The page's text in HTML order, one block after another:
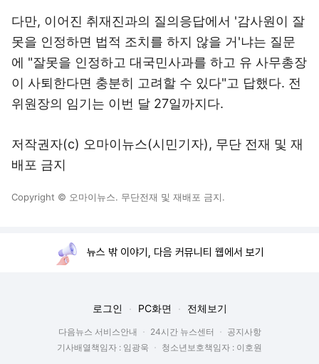
다만, 이어진 취재진과의 질의응답에서 '감사원이 잘
못을 인정하면 법적 조치를 하지 않을 거'냐는 질문
에 "잘못을 인정하고 대국민사과를 하고 유 사무총장
이 사퇴한다면 충분히 고려할 수 있다"고 답했다. 전
위원장의 임기는 이번 달 27일까지다.
저작권자(c) 오마이뉴스(시민기자), 무단 전재 및 재
배포 금지
Copyright © 오마이뉴스. 무단전재 및 재배포 금지.
뉴스 밖 이야기, 다음 커뮤니티 웹에서 보기
로그인 PC화면 전체보기
다음뉴스 서비스안내 24시간 뉴스센터
공지사항
기사배열책임자 : 임광욱
청소년보호책임자 : 이호원